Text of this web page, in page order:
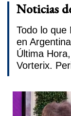
Noticias
Todo lo que
en
Última
Vorterix.